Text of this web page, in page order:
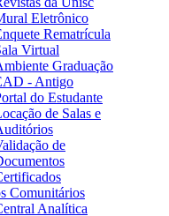
Eletrônico
Rematrícula
Virtual
Graduação
- Antigo
do Estudante
de Salas e
de
Comunitários
Analítica